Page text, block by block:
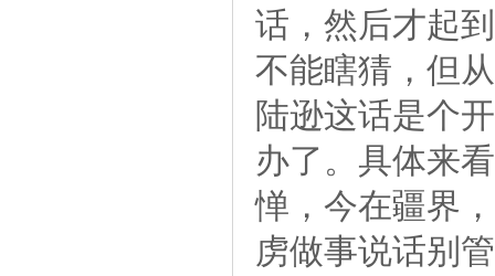
话，然后才起
不能瞎猜，但
陆逊这话是个
办了。具体来
惮，今在疆界
虏做事说话别